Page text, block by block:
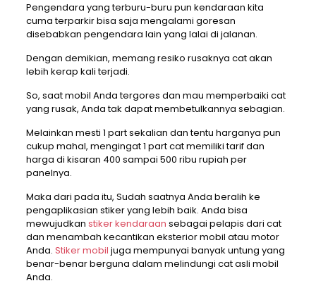
Pengendara yang terburu-buru pun kendaraan kita
cuma terparkir bisa saja mengalami goresan
disebabkan pengendara lain yang lalai di jalanan.
Dengan demikian, memang resiko rusaknya cat akan
lebih kerap kali terjadi.
So, saat mobil Anda tergores dan mau memperbaiki cat
yang rusak, Anda tak dapat membetulkannya sebagian.
Melainkan mesti 1 part sekalian dan tentu harganya pun
cukup mahal, mengingat 1 part cat memiliki tarif dan
harga di kisaran 400 sampai 500 ribu rupiah per
panelnya.
Maka dari pada itu, Sudah saatnya Anda beralih ke
pengaplikasian stiker yang lebih baik. Anda bisa
mewujudkan stiker kendaraan sebagai pelapis dari cat
dan menambah kecantikan eksterior mobil atau motor
Anda. Stiker mobil juga mempunyai banyak untung yang
benar-benar berguna dalam melindungi cat asli mobil
Anda.